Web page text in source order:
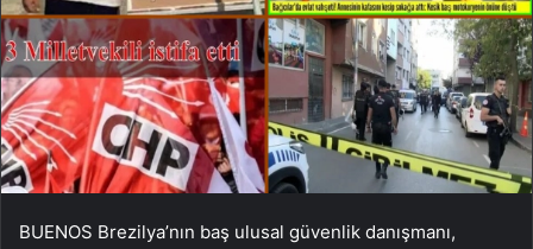
BUENOS Brezilya’nın baş ulusal güvenlik danışmanı,